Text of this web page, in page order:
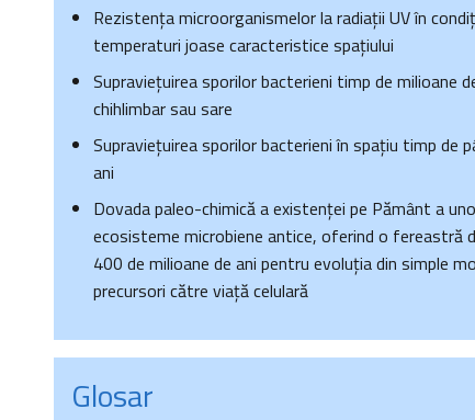
Rezistența microorganismelor la radiații UV în
temperaturi joase caracteristice spațiului
Supraviețuirea sporilor bacterieni timp de milioane
chihlimbar sau sare
Supraviețuirea sporilor bacterieni în spațiu timp de
ani
Dovada paleo-chimică a existenței pe Pământ a
ecosisteme microbiene antice, oferind o fereastră
400 de milioane de ani pentru evoluția din simple
precursori către viață celulară
Glosar